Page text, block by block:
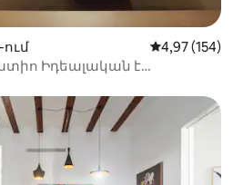
Միջին
4,97 (154)
Իդեալական է
տները